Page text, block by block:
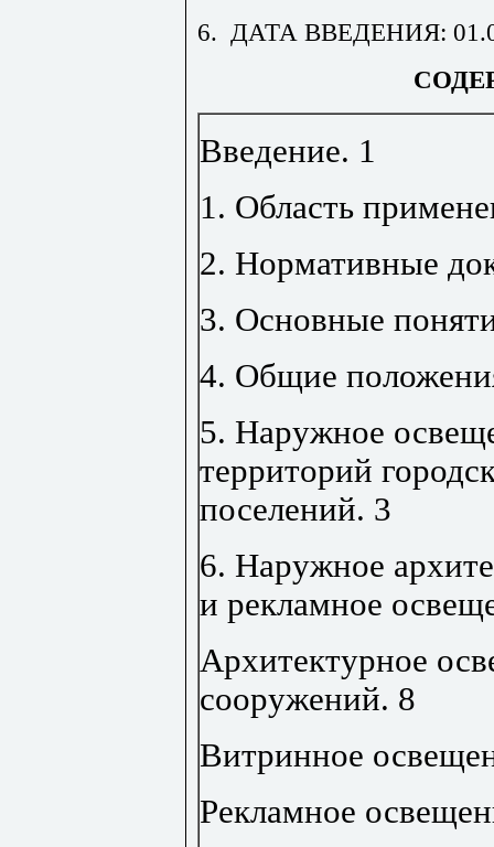
6. ДАТА ВВЕДЕНИЯ:
Введение. 1
1. Область
2. Нормативные
3. Основные
4. Общие
5. Наружное
территорий
поселений. 3
6. Наружное
и рекламное
Архитектурное
сооружений. 8
Витринное
Рекламное